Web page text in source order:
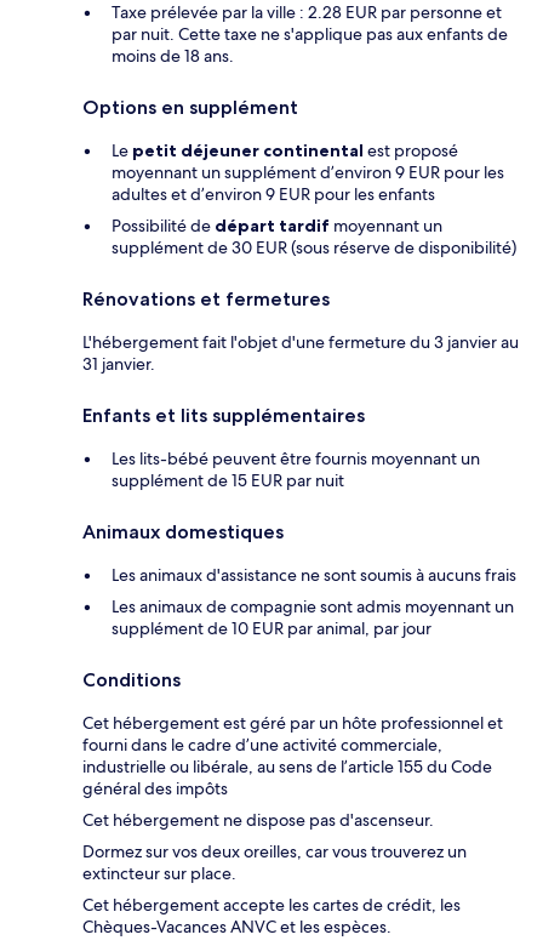
Taxe prélevée par la ville : 2.28 EUR par personne et
par nuit. Cette taxe ne s'applique pas aux enfants de
moins de 18 ans.
Options en supplément
Le petit déjeuner continental est proposé
moyennant un supplément d’environ 9 EUR pour les
adultes et d’environ 9 EUR pour les enfants
Possibilité de départ tardif moyennant un
supplément de 30 EUR (sous réserve de disponibilité)
Rénovations et fermetures
L'hébergement fait l'objet d'une fermeture du 3 janvier au
31 janvier.
Enfants et lits supplémentaires
Les lits-bébé peuvent être fournis moyennant un
supplément de 15 EUR par nuit
Animaux domestiques
Les animaux d'assistance ne sont soumis à aucuns frais
Les animaux de compagnie sont admis moyennant un
supplément de 10 EUR par animal, par jour
Conditions
Cet hébergement est géré par un hôte professionnel et
fourni dans le cadre d’une activité commerciale,
industrielle ou libérale, au sens de l’article 155 du Code
général des impôts
Cet hébergement ne dispose pas d'ascenseur.
Dormez sur vos deux oreilles, car vous trouverez un
extincteur sur place.
Cet hébergement accepte les cartes de crédit, les
Chèques-Vacances ANVC et les espèces.